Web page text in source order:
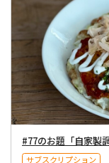
サブスクリプション